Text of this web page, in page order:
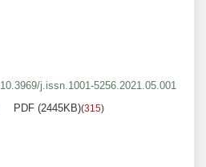
10.3969/j.issn.1001-5256.2021.05.001
PDF (2445KB)(315)